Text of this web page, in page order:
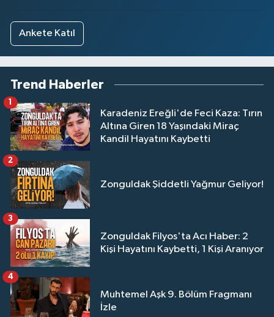
Ankete Katıl
Trend Haberler
Karadeniz Ereğli'de Feci Kaza: Tırın
Altına Giren 18 Yaşındaki Miraç
Kandil Hayatını Kaybetti
1
Zonguldak Şiddetli Yağmur Geliyor!
2
Zonguldak Filyos'ta Acı Haber: 2
Kişi Hayatını Kaybetti, 1 Kişi Aranıyor
3
Muhtemel Aşk 9. Bölüm Fragmanı
İzle
4